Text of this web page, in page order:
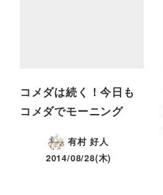
コメダは続く！今日も
コメダでモーニング
有村 好人
2014/08/28(木)